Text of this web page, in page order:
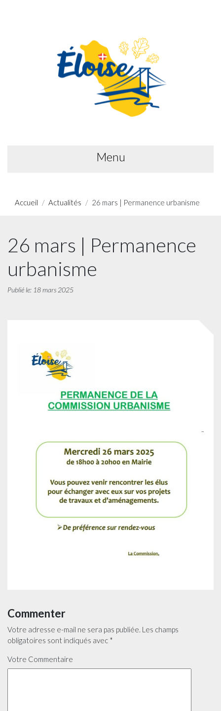
Menu
Accueil Actualités 26 mars | Permanence urbanisme
26 mars | Permanence
urbanisme
Publié le: 18 mars 2025
Commenter
Votre adresse e-mail ne sera pas publiée. Les champs
obligatoires sont indiqués avec *
Votre Commentaire